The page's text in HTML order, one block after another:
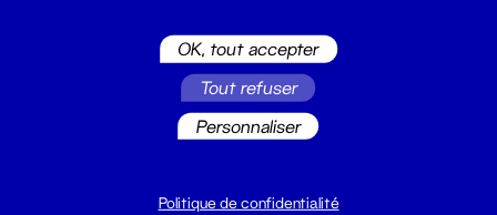
billetterie@leGrandT.fr
Du lundi au vendredi 14h → 18h
OK, tout accepter
Tout refuser
Personnaliser
Politique de confidentialité